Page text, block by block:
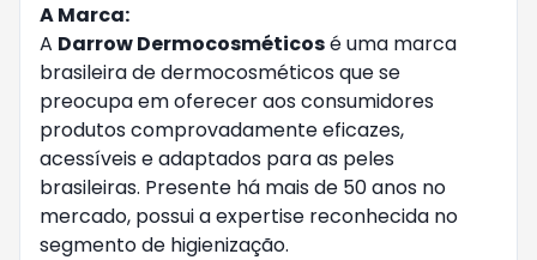
A Marca:
A Darrow Dermocosméticosé uma marca
brasileira de dermocosméticos que se
preocupa em oferecer aos consumidores
produtos comprovadamente eficazes,
acessíveis e adaptados para as peles
brasileiras. Presente há mais de 50 anos no
mercado, possui a expertise reconhecida no
segmento de higienização.